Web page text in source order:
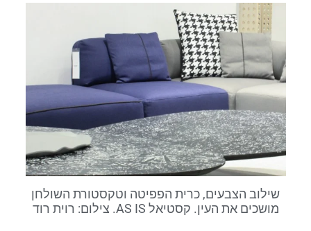
שילוב הצבעים, כרית הפפיטה וטקסטורת השולחן
מושכים את העין. קסטיאל AS IS. צילום: רוית רוד